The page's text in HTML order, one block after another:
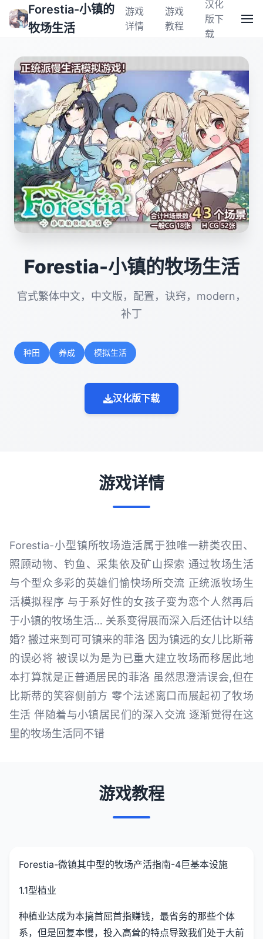
Forestia-小镇的
牧场生活
游戏
详情
游戏
教程
汉化
版下
载
Forestia-小镇的牧场生活
官式繁体中文，中文版，配置，诀窍，modern，
补丁
种田 养成 模拟生活
汉化版下载
游戏详情
Forestia-小型镇所牧场造活属于独唯一耕类农田、
照顾动物、钓鱼、采集依及矿山探索 通过牧场生活
与个型众多彩的英雄们愉快场所交流 正统派牧场生
活模拟程序 与于系好性的女孩子变为恋个人然再后
于小镇的牧场生活… 关系变得展而深入后还估计以结
婚? 搬过来到可可镇来的菲洛 因为镇远的女儿比斯蒂
的误必将 被误以为是为已重大建立牧场而移居此地
本打算就是正普通居民的菲洛 虽然思澄清误会,但在
比斯蒂的笑容侧前方 零个法述离口而展起初了牧场
生活 伴随着与小镇居民们的深入交流 逐渐觉得在这
里的牧场生活同不错
游戏教程
Forestia-微镇其中型的牧场产活指南-4巨基本设施
1.1型植业
种植业达成为本搞首屈首指赚钱，最省务的那些个体
系，但是回复本慢，投入高耸的特点导致我们处于大前